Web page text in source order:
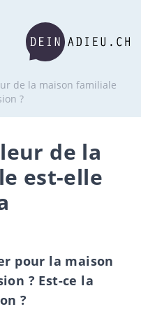
de la maison familiale
?
de la
est-elle
pour la maison
? Est-ce la
?